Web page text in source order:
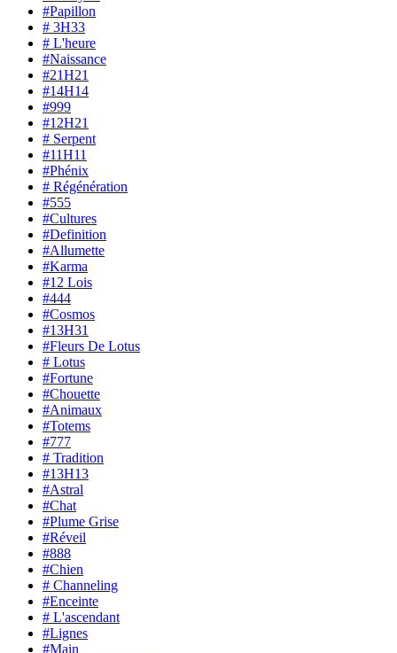
#Papillon
# 3H33
# L'heure
#Naissance
#21H21
#14H14
#999
#12H21
# Serpent
#11H11
#Phénix
# Régénération
#555
#Cultures
#Definition
#Allumette
#Karma
#12 Lois
#444
#Cosmos
#13H31
#Fleurs De Lotus
# Lotus
#Fortune
#Chouette
#Animaux
#Totems
#777
# Tradition
#13H13
#Astral
#Chat
#Plume Grise
#Réveil
#888
#Chien
# Channeling
#Enceinte
# L'ascendant
#Lignes
#Main